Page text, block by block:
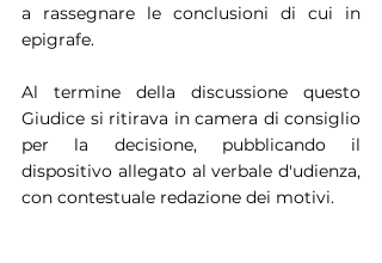
a rassegnare le conclusioni di cui in
epigrafe.
Al termine della discussione questo
Giudice si ritirava in camera di consiglio
per la decisione, pubblicando il
dispositivo allegato al verbale d'udienza,
con contestuale redazione dei motivi.